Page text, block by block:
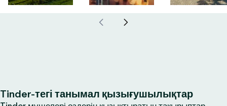
Tinder-тегі танымал қызығушылықтар